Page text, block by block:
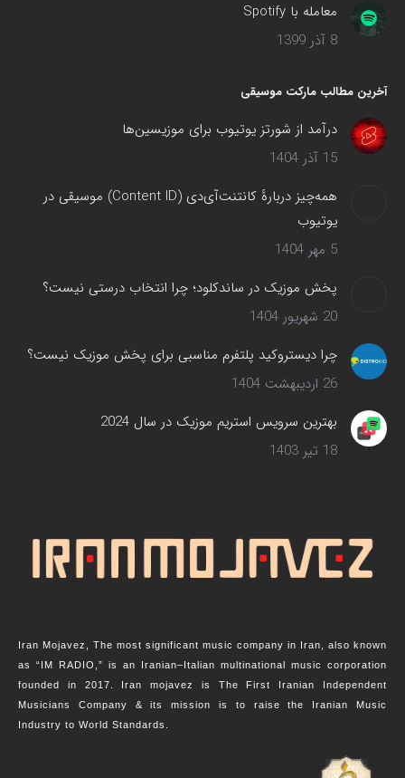
معامله با Spotify
8 آذر 1399
آخرین مطالب مارکت موسیقی
درآمد از شورتز یوتیوب برای موزیسین‌ها
15 آذر 1404
همه‌چیز دربارهٔ کانتنت‌آی‌دی (Content ID) موسیقی در
یوتیوب
5 مهر 1404
پخش موزیک در ساندکلود؛ چرا انتخاب درستی نیست؟
20 شهریور 1404
چرا دیستروکید پلتفرم مناسبی برای پخش موزیک نیست؟
26 اردیبهشت 1404
بهترین سرویس‌ استریم موزیک در سال 2024
18 تیر 1403
Iran Mojavez, The most significant music company in Iran, also known
as “IM RADIO,” is an Iranian–Italian multinational music corporation
founded in 2017. Iran mojavez is The First Iranian Independent
Musicians Company & its mission is to raise the Iranian Music
Industry to World Standards.